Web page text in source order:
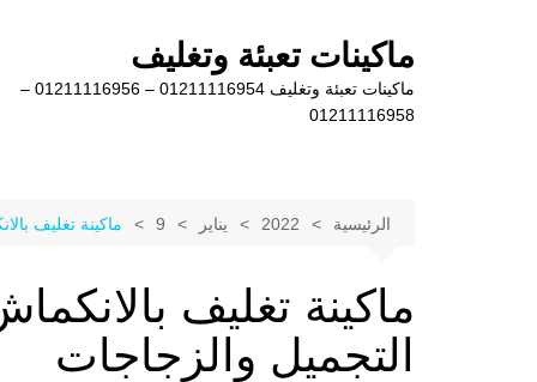
ماكينات تعبئة وتغليف
ماكينات تعبئة وتغليف 01211116954 – 01211116956 –
01211116958
الرئيسية 2022 يناير 9 ماكينة تغليف
ماكينة تغليف
التجميل والزجاجات